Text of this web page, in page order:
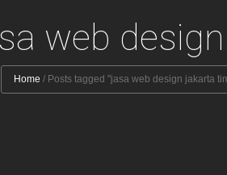
web
Home / Posts tagged "jasa web design jakarta